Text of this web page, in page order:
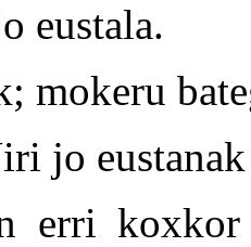
eustala.
jo eustanak
erri